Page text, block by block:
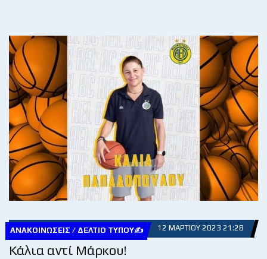
ΑΝΑΚΟΙΝΏΣΕΙΣ / ΔΕΛΤΊΟ ΤΎΠΟΥ✍ 12 ΜΑΡΤΊΟΥ 2023 21:28
Κάλια αντί Μάρκου!